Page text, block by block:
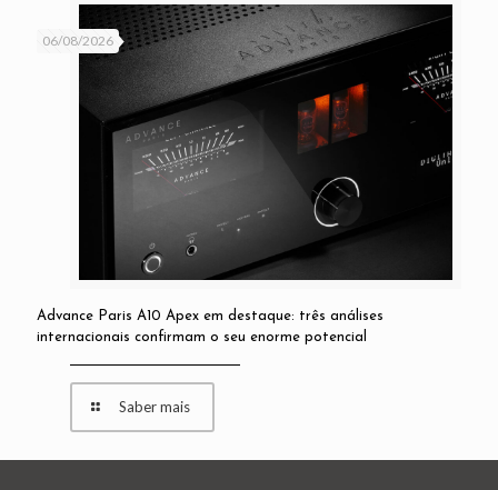
06/08/2026
Advance Paris A10 Apex em destaque: três análises
internacionais confirmam o seu enorme potencial
Saber mais